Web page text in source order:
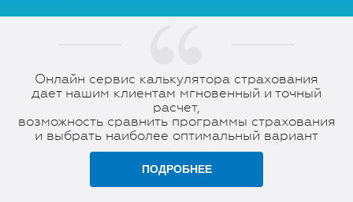
Онлайн сервис калькулятора страхования
дает нашим клиентам мгновенный и точный
расчет,
возможность сравнить программы страхования
и выбрать наиболее оптимальный вариант
ПОДРОБНЕЕ